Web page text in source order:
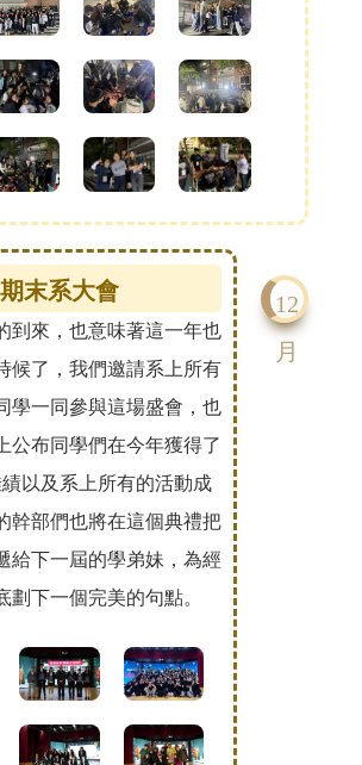
期末系大會
到來，也意味著這一年也
候了，我們邀請系上所有
學一同參與這場盛會，也
公布同學們在今年獲得了
以及系上所有的活動成
幹部們也將在這個典禮把
給下一屆的學弟妹，為經
劃下一個完美的句點。
12
月